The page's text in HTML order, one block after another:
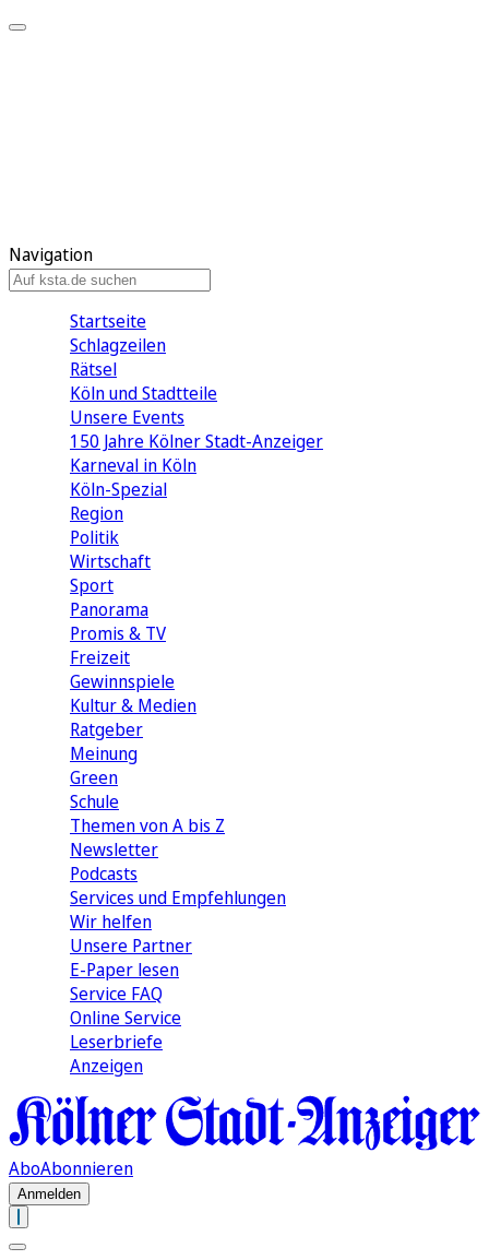
Navigation
Startseite
Schlagzeilen
Rätsel
Köln und Stadtteile
Unsere Events
150 Jahre Kölner Stadt-Anzeiger
Karneval in Köln
Köln-Spezial
Region
Politik
Wirtschaft
Sport
Panorama
Promis & TV
Freizeit
Gewinnspiele
Kultur & Medien
Ratgeber
Meinung
Green
Schule
Themen von A bis Z
Newsletter
Podcasts
Services und Empfehlungen
Wir helfen
Unsere Partner
E-Paper lesen
Service FAQ
Online Service
Leserbriefe
Anzeigen
AboAbonnieren
Anmelden